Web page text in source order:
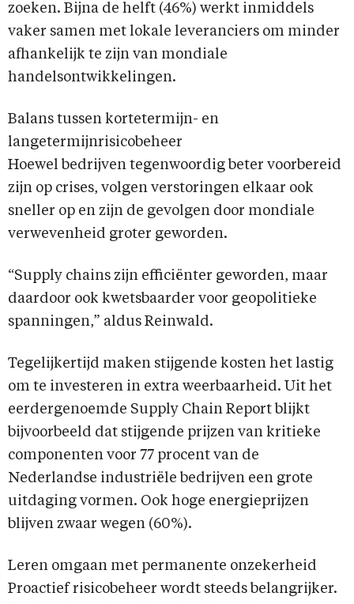
zoeken. Bijna de helft (46%) werkt inmiddels
vaker samen met lokale leveranciers om minder
afhankelijk te zijn van mondiale
handelsontwikkelingen.
Balans tussen kortetermijn- en
langetermijnrisicobeheer
Hoewel bedrijven tegenwoordig beter voorbereid
zijn op crises, volgen verstoringen elkaar ook
sneller op en zijn de gevolgen door mondiale
verwevenheid groter geworden.
“Supply chains zijn efficiënter geworden, maar
daardoor ook kwetsbaarder voor geopolitieke
spanningen,” aldus Reinwald.
Tegelijkertijd maken stijgende kosten het lastig
om te investeren in extra weerbaarheid. Uit het
eerdergenoemde Supply Chain Report blijkt
bijvoorbeeld dat stijgende prijzen van kritieke
componenten voor 77 procent van de
Nederlandse industriële bedrijven een grote
uitdaging vormen. Ook hoge energieprijzen
blijven zwaar wegen (60%).
Leren omgaan met permanente onzekerheid
Proactief risicobeheer wordt steeds belangrijker.